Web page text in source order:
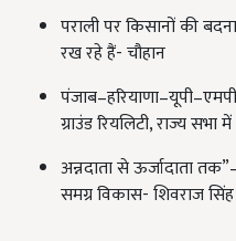
पराली पर किसानों की
रख रहे हैं- चौहान
ग्राउंड रियलिटी, राज्य सभा
अन्नदाता से ऊर्जादाता
समग्र विकास- शिवराज